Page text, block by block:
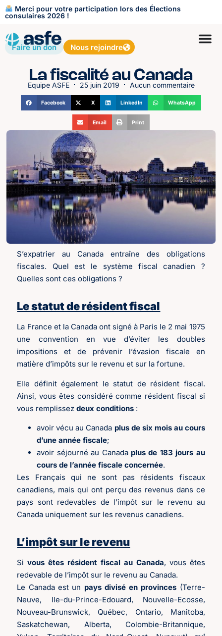
Merci pour votre participation lors des Élections
consulaires 2026 !
Faire un don Nous rejoindre
La fiscalité au Canada
Equipe ASFE 25 juin 2019 Aucun commentaire
Facebook X LinkedIn WhatsApp
Email Print
S’expatrier au Canada entraîne des obligations
fiscales. Quel est le système fiscal canadien ?
Quelles sont ces obligations ?
Le statut de résident fiscal
La France et la Canada ont signé à Paris le 2 mai 1975
une convention en vue d’éviter les doubles
impositions et de prévenir l’évasion fiscale en
matière d’impôts sur le revenu et sur la fortune.
Elle définit également le statut de résident fiscal.
Ainsi, vous êtes considéré comme résident fiscal si
vous remplissezdeux conditions :
avoir vécu au Canada plus de six mois au cours
d’une année fiscale;
avoir séjourné au Canada plus de 183 jours au
cours de l’année fiscale concernée.
Les Français qui ne sont pas résidents fiscaux
canadiens, mais qui ont perçu des revenus dans ce
pays sont redevables de l’impôt sur le revenu au
Canada uniquement sur les revenus canadiens.
L’impôt sur le revenu
Sivous êtes résident fiscal au Canada, vous êtes
redevable de l’impôt sur le revenu au Canada.
Le Canada est un pays divisé en provinces (Terre-
Neuve, Ile-du-Prince-Edouard, Nouvelle-Ecosse,
Nouveau-Brunswick, Québec, Ontario, Manitoba,
Saskatchewan, Alberta, Colombie-Britannique,